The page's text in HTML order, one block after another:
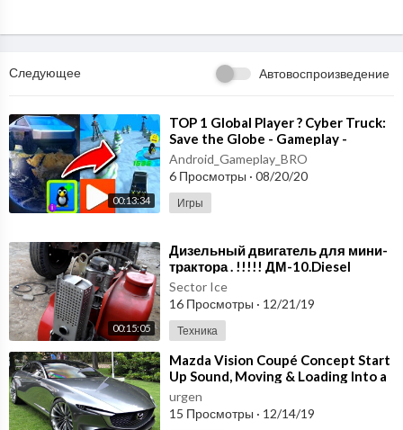
Следующее Автовоспроизведение
00:13:34
⁣TOP 1 Global Player ? Cyber Truck:
Save the Globe - Gameplay -
Walkthrough [Android - IOS]
Android_Gameplay_BRO
6 Просмотры · 08/20/20
Игры
00:15:05
⁣Дизельный двигатель для мини-
трактора . !!!!! ДМ-10.Diesel
engine for mini tractor . !!!!! DM-
10.
Sector Ice
16 Просмотры · 12/21/19
Техника
⁣Mazda Vision Coupé Concept Start
Up Sound, Moving & Loading Into a
Truck!
urgen
15 Просмотры · 12/14/19